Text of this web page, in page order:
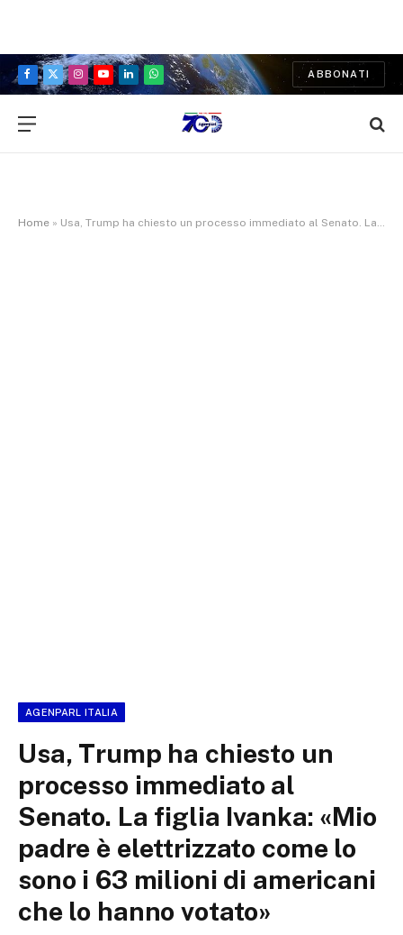
Facebook
X
Instagram
YouTubeLinkedInWhatsApp
ABBONATI
Home » Usa, Trump ha chiesto un processo immediato al Senato. La figlia Ivanka: «Mio padre è elettrizzato come lo sono i 63 milioni di americani che lo hanno votato»
AGENPARL ITALIA
Usa, Trump ha chiesto un
processo immediato al
Senato. La figlia Ivanka: «Mio
padre è elettrizzato come lo
sono i 63 milioni di americani
che lo hanno votato»